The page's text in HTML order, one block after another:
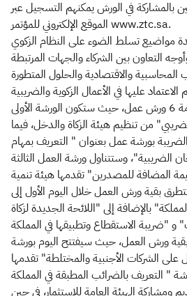
بالمشاركة في الورش يمكنهم التسجيل عبر
الموقع الإلكتروني للمؤتمر www.ztc.sa.
تسلط الضوء على النظام الزكوي
التعاون بين الشركاء والجهات المرتبطة
والاقتصادية والحلول المتطورة
وسيتم في اليوم الأول إقامة 6 ورش عمل، حيث ستكون الورشة الأولى
من تنظيم هيئة الزكاة والدخل، فيما
بورشة عمل بعنوان " التعريف بمهام
الضريبية"، وستتناول ورشة العمل الثالثة
المضافة للمصدرين" تقدمها هيئة تنمية
بقية ورش العمل خلال اليوم الأول إلى
بالإضافة إلى "اللائحة الجديدة لزكاة
بقية ورش العمل، حيث سيفتتح اليوم بورشة
الشركات الأجنبية والمختلطة" تقدمها
" التعريف بالضرائب المطبقة في المملكة
الهيئة العامة للاستثمار، في حين